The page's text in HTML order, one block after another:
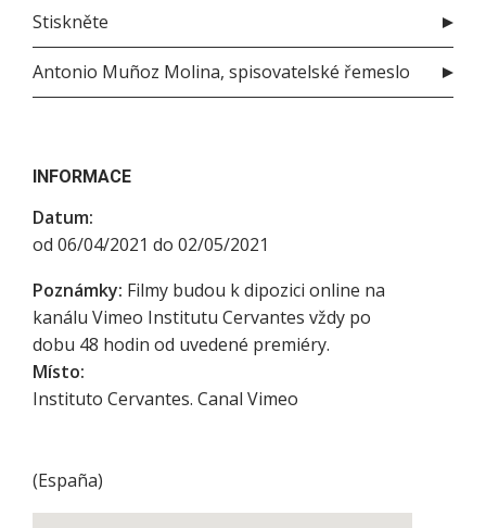
Stiskněte
Antonio Muñoz Molina, spisovatelské řemeslo
INFORMACE
Datum:
od 06/04/2021 do 02/05/2021
Poznámky: Filmy budou k dipozici online na
kanálu Vimeo Institutu Cervantes vždy po
dobu 48 hodin od uvedené premiéry.
Místo:
Instituto Cervantes. Canal Vimeo
(España)